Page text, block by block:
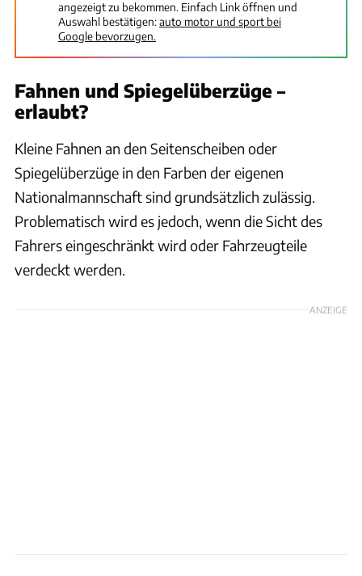
angezeigt zu bekommen. Einfach Link öffnen und
Auswahl bestätigen:auto motor und sport bei
Google bevorzugen.
Fahnen und Spiegelüberzüge –
erlaubt?
Kleine Fahnen an den Seitenscheiben oder
Spiegelüberzüge in den Farben der eigenen
Nationalmannschaft sind grundsätzlich zulässig.
Problematisch wird es jedoch, wenn die Sicht des
Fahrers eingeschränkt wird oder Fahrzeugteile
verdeckt werden.
ANZEIGE